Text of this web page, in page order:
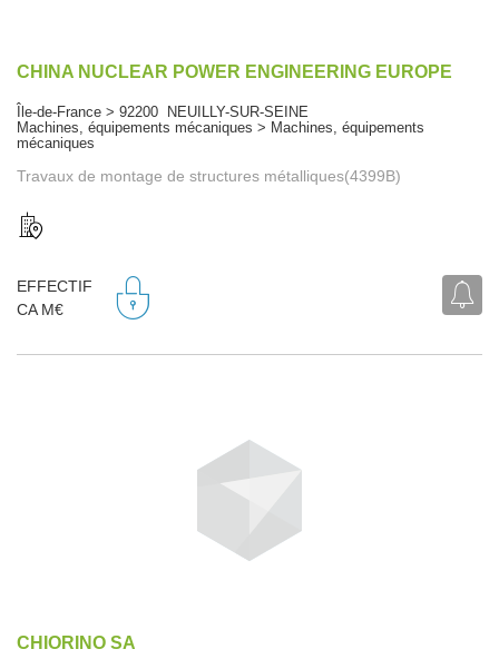
CHINA NUCLEAR POWER ENGINEERING EUROPE
Île-de-France > 92200 NEUILLY-SUR-SEINE
Machines, équipements mécaniques > Machines, équipements
mécaniques
Travaux de montage de structures métalliques(4399B)
EFFECTIF
CA M€
CHIORINO SA